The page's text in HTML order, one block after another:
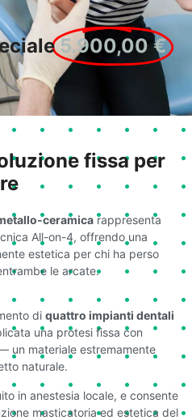
5.900,00 €
fissa per
ceramica rappresenta
All-on-4, offrendo una
estetica per chi ha perso
le arcate.
di quattro impianti dentali
una protesi fissa con
un materiale estremamente
naturale.
in anestesia locale, e consente
masticatoria ed estetica del